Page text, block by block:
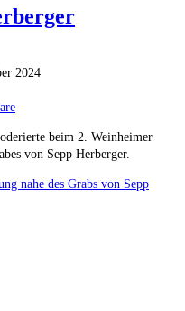
2024
beim 2. Weinheimer
von Sepp Herberger.
nahe des Grabs von Sepp